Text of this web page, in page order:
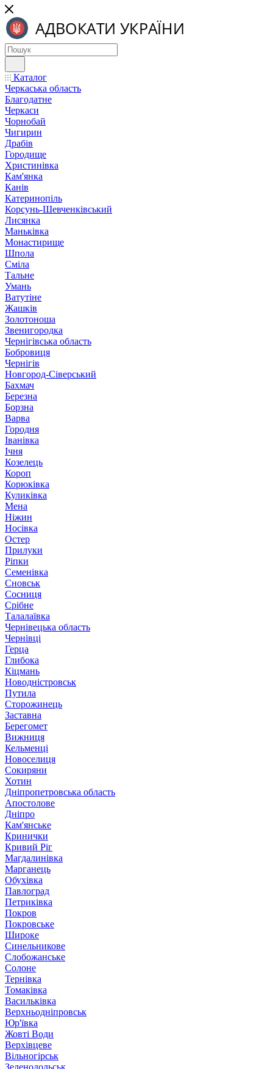
Каталог
Черкаська область
Благодатне
Черкаси
Чорнобай
Чигирин
Драбів
Городище
Христинівка
Кам'янка
Канів
Катеринопіль
Корсунь-Шевченківський
Лисянка
Маньківка
Монастирище
Шпола
Сміла
Тальне
Умань
Ватутіне
Жашків
Золотоноша
Звенигородка
Чернігівська область
Бобровиця
Чернігів
Новгород-Сіверський
Бахмач
Березна
Борзна
Варва
Городня
Іванівка
Ічня
Козелець
Короп
Корюківка
Куликівка
Мена
Ніжин
Носівка
Остер
Прилуки
Ріпки
Семенівка
Сновськ
Сосниця
Срібне
Талалаївка
Чернівецька область
Чернівці
Герца
Глибока
Кіцмань
Новодністровськ
Путила
Сторожинець
Заставна
Берегомет
Вижниця
Кельменці
Новоселиця
Сокиряни
Хотин
Дніпропетровська область
Апостолове
Дніпро
Кам'янське
Кринички
Кривий Ріг
Магдалинівка
Марганець
Обухівка
Павлоград
Петриківка
Покров
Покровське
Широке
Синельникове
Слобожанське
Солоне
Тернівка
Томаківка
Васильківка
Верхньодніпровськ
Юр'ївка
Жовті Води
Верхівцеве
Вільногірськ
Зеленодольськ